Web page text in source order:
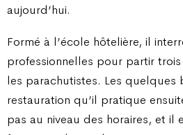
aujourd’hui.
Formé à l’école hôtelière, il
professionnelles pour partir trois
les parachutistes. Les quelques
restauration qu’il pratique
pas au niveau des horaires, et il